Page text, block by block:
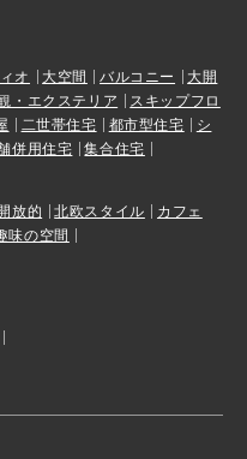
オ 大空間 バルコニー
大開
・エクステリア
スキップフロ
二世帯住宅 都市型住宅
シ
併用住宅
集合住宅
放的 北欧スタイル
カフェ
味の空間